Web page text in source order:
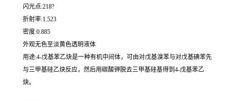
闪光点:218?
折射率:1.523
密度:0.885
外观无色至淡黄色透明液体
用途:4-戊基苯乙炔是一种有机中间体，可由对戊基溴苯与对戊基碘苯先
与三甲基硅乙炔反应，然后用碳酸钾脱去三甲基硅基得到4-戊基苯乙
炔。